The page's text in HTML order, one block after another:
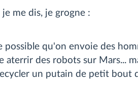
je me dis, je grogne :
possible qu'on envoie des
aterrir des robots sur Mars...
un putain de petit bout